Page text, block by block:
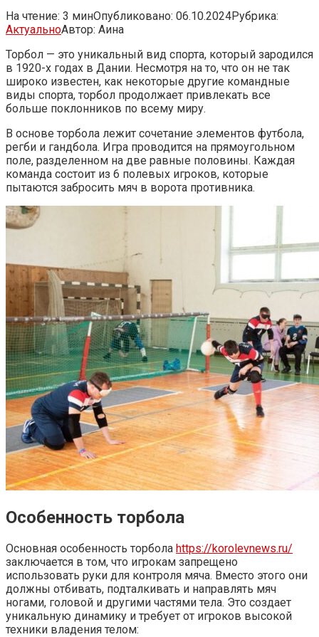
На чтение: 3 минОпубликовано: 06.10.2024Рубрика:
АктуальноАвтор: Аина
Торбол — это уникальный вид спорта, который зародился
в 1920-х годах в Дании. Несмотря на то, что он не так
широко известен, как некоторые другие командные
виды спорта, торбол продолжает привлекать все
больше поклонников по всему миру.
В основе торбола лежит сочетание элементов футбола,
регби и гандбола. Игра проводится на прямоугольном
поле, разделенном на две равные половины. Каждая
команда состоит из 6 полевых игроков, которые
пытаются забросить мяч в ворота противника.
Особенность торбола
Основная особенность торбола https://korolevnews.ru/
заключается в том, что игрокам запрещено
использовать руки для контроля мяча. Вместо этого они
должны отбивать, подталкивать и направлять мяч
ногами, головой и другими частями тела. Это создает
уникальную динамику и требует от игроков высокой
техники владения телом: